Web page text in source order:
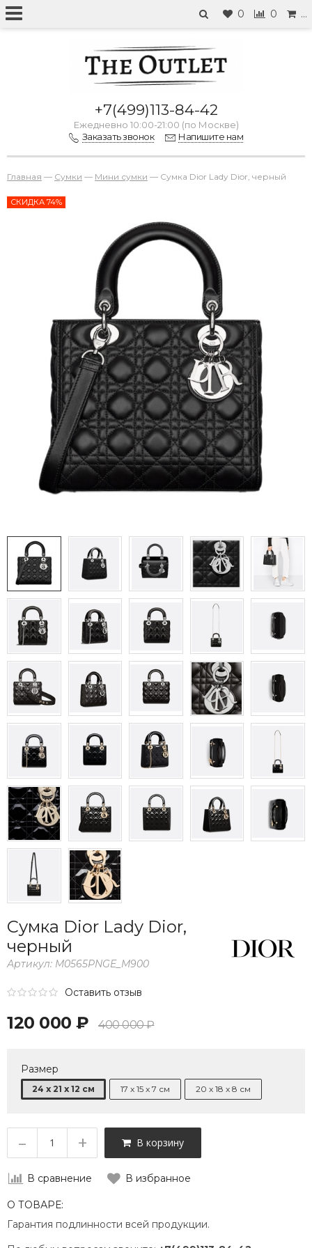
0 0 …
+7(499)113-84-42
Ежедневно 10:00-21:00 (по Москве)
Заказать звонок
Напишите нам
Главная — Сумки — Мини сумки — Сумка Dior Lady Dior, черный
СКИДКА 74%
Сумка Dior Lady Dior,
черный
Артикул: M0565PNGE_M900
Оставить отзыв
120 000 ₽ 400 000 ₽
Размер
24 x 21 x 12 см 17 x 15 x 7 см 20 x 18 x 8 см
– + В корзину
В сравнение В избранное
О ТОВАРЕ:
Гарантия подлинности всей продукции.